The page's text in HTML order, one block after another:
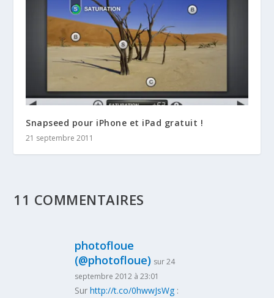
Snapseed pour iPhone et iPad gratuit !
21 septembre 2011
11 COMMENTAIRES
photofloue
(@photofloue) sur 24
septembre 2012 à 23:01
Surhttp://t.co/0hwwJsWg :